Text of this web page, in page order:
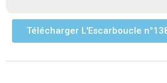
Télécharger L'Escarboucle